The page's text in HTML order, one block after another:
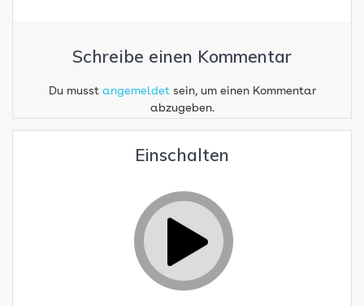
Schreibe einen Kommentar
Du musst angemeldetsein, um einen Kommentar
abzugeben.
Einschalten